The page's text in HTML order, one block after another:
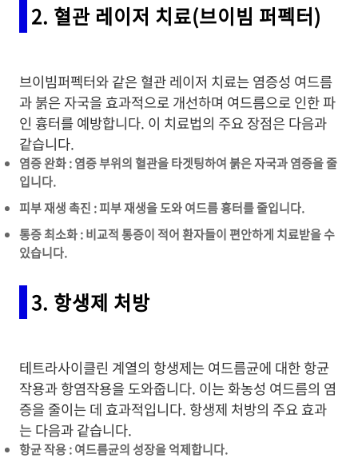
2. 혈관 레이저 치료(브이빔 퍼펙터)
브이빔퍼펙터와 같은 혈관 레이저 치료는 염증성 여드름
과 붉은 자국을 효과적으로 개선하며 여드름으로 인한 파
인 흉터를 예방합니다. 이 치료법의 주요 장점은 다음과
같습니다.
염증 완화 : 염증 부위의 혈관을 타겟팅하여 붉은 자국과 염증을 줄
입니다.
피부 재생 촉진 : 피부 재생을 도와 여드름 흉터를 줄입니다.
통증 최소화 : 비교적 통증이 적어 환자들이 편안하게 치료받을 수
있습니다.
3. 항생제 처방
테트라사이클린 계열의 항생제는 여드름균에 대한 항균
작용과 항염작용을 도와줍니다. 이는 화농성 여드름의 염
증을 줄이는 데 효과적입니다. 항생제 처방의 주요 효과
는 다음과 같습니다.
항균 작용 : 여드름균의 성장을 억제합니다.